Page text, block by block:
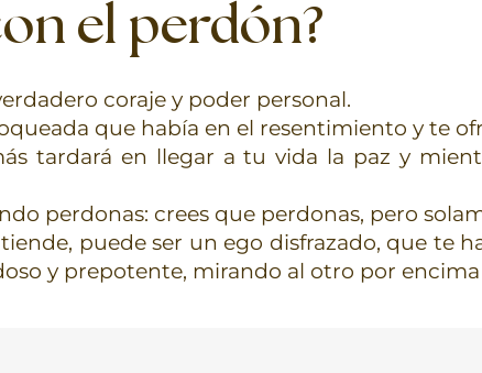
el perdón?
coraje y poder personal.
que había en el resentimiento y te
tardará en llegar a tu vida la paz y
perdonas: crees que perdonas, pero
puede ser un ego disfrazado, que te
y prepotente, mirando al otro por